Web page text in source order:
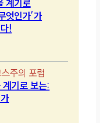
계기로
엇인가’가
!
주의 포럼
기로 보는: